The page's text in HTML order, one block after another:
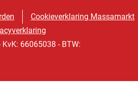
Cookieverklaring Massamarkt
66065038 - BTW: